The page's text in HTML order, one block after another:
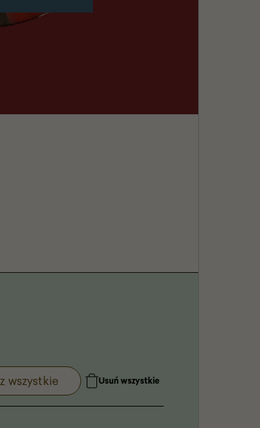
wszystkie Usuń wszystkie